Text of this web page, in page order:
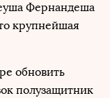
Фернандеша
крупнейшая
обновить
полузащитник